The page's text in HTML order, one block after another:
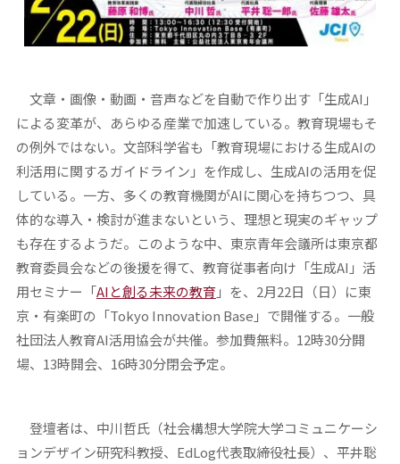
文章・画像・動画・音声などを自動で作り出す「生成AI」
による変革が、あらゆる産業で加速している。教育現場もそ
の例外ではない。文部科学省も「教育現場における生成AIの
利活用に関するガイドライン」を作成し、生成AIの活用を促
している。一方、多くの教育機関がAIに関心を持ちつつ、具
体的な導入・検討が進まないという、理想と現実のギャップ
も存在するようだ。このような中、東京青年会議所は東京都
教育委員会などの後援を得て、教育従事者向け「生成AI」活
用セミナー「AIと創る未来の教育」を、2月22日（日）に東
京・有楽町の「Tokyo Innovation Base」で開催する。一般
社団法人教育AI活用協会が共催。参加費無料。12時30分開
場、13時開会、16時30分閉会予定。
登壇者は、中川哲氏（社会構想大学院大学コミュニケーシ
ョンデザイン研究科教授、EdLog代表取締役社長）、平井聡